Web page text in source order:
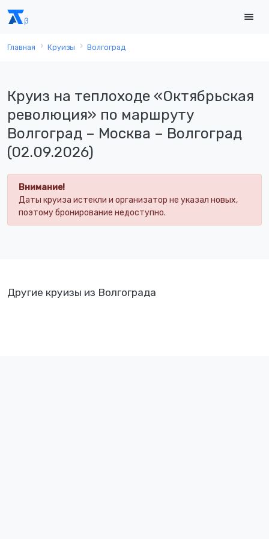
Главная Круизы Волгоград
Круиз на теплоходе «Октябрьская
революция» по маршруту
Волгоград – Москва – Волгоград
(02.09.2026)
Внимание!
Даты круиза истекли и организатор не указал новых,
поэтому бронирование недоступно.
Другие круизы из Волгограда